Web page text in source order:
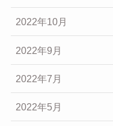
2022年10月
2022年9月
2022年7月
2022年5月